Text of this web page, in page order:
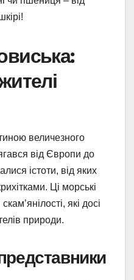
величезного
від Європи до
істоти, від яких
Ці морські
які досі
природи.